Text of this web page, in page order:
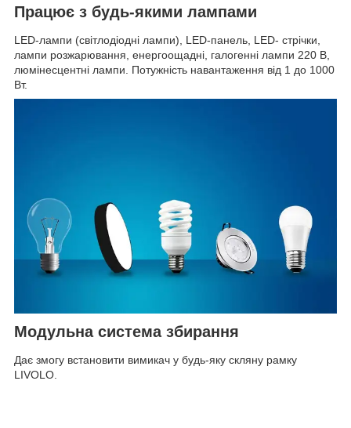
Працює з будь-якими лампами
LED-лампи (світлодіодні лампи), LED-панель, LED- стрічки,
лампи розжарювання, енергоощадні, галогенні лампи 220 В,
люмінесцентні лампи. Потужність навантаження від 1 до 1000
Вт.
Модульна система збирання
Дає змогу встановити вимикач у будь-яку скляну рамку
LIVOLO.